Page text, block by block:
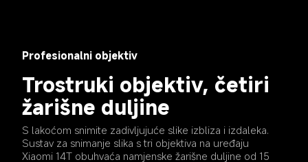
Profesionalni objektiv
Trostruki objektiv, četiri
žarišne duljine
S lakoćom snimite zadivljujuće slike izbliza i izdaleka.
Sustav za snimanje slika s tri objektiva na uređaju
Xiaomi 14T obuhvaća namjenske žarišne duljine od 15